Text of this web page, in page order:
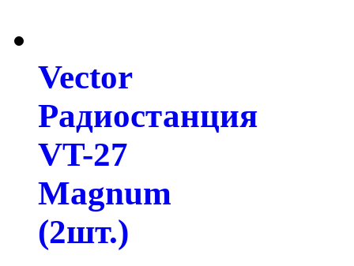
Vector
Радиостанция
VT-27
Magnum
(2шт.)